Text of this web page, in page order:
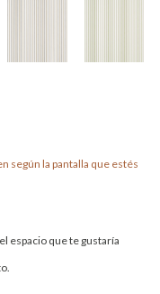
según la pantalla que estés
espacio que te gustaría